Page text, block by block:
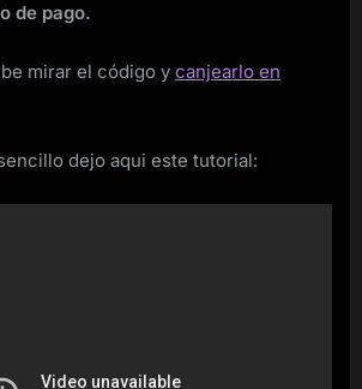
de pago.
mirar el código y canjearlo en
dejo aqui este tutorial: